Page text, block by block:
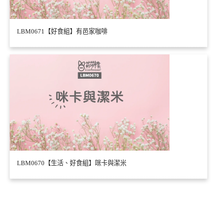
LBM0671【好食組】有邑家咖啡
LBM0670【生活、好食組】咪卡與潔米